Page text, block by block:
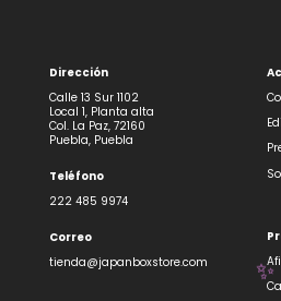
Dirección
Calle 13 Sur 1102
Local 1, Planta alta
Col. La Paz, 72160
Puebla, Puebla
Teléfono
222 485 9974
Correo
tienda@japanboxstore.com
✨